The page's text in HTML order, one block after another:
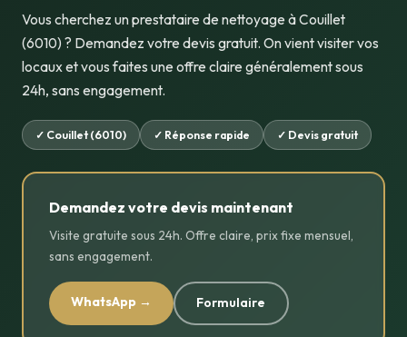
Vous cherchez un prestataire de nettoyage à Couillet
(6010) ? Demandez votre devis gratuit. On vient visiter vos
locaux et vous faites une offre claire généralement sous
24h, sans engagement.
✓ Couillet (6010) ✓ Réponse rapide ✓ Devis gratuit
Demandez votre devis maintenant
Visite gratuite sous 24h. Offre claire, prix fixe mensuel,
sans engagement.
WhatsApp → Formulaire